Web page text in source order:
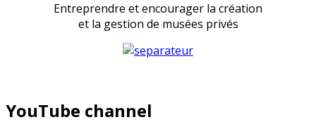
Entreprendre et encourager la création
et la gestion de musées privés
YouTube channel